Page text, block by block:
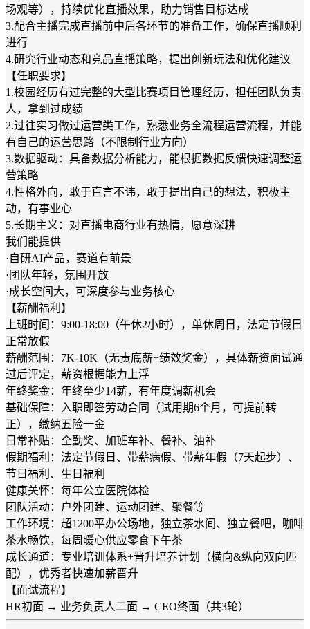
场观等），持续优化直播效果，助力销售目标达成
3.配合主播完成直播前中后各环节的准备工作，确保直播顺利
进行
4.研究行业动态和竞品直播策略，提出创新玩法和优化建议
【任职要求】
1.校园经历有过完整的大型比赛项目管理经历，担任团队负责
人，拿到过成绩
2.过往实习做过运营类工作，熟悉业务全流程运营流程，并能
有自己的运营思路（不限制行业方向）
3.数据驱动：具备数据分析能力，能根据数据反馈快速调整运
营策略
4.性格外向，敢于直言不讳，敢于提出自己的想法，积极主
动，有事业心
5.长期主义：对直播电商行业有热情，愿意深耕
我们能提供
·自研AI产品，赛道有前景
·团队年轻，氛围开放
·成长空间大，可深度参与业务核心
【薪酬福利】
上班时间：9:00-18:00（午休2小时），单休周日，法定节假日
正常放假
薪酬范围：7K-10K（无责底薪+绩效奖金），具体薪资面试通
过后评定，薪资根据能力上浮
年终奖金：年终至少14薪，有年度调薪机会
基础保障：入职即签劳动合同（试用期6个月，可提前转
正），缴纳五险一金
日常补贴：全勤奖、加班车补、餐补、油补
假期福利：法定节假日、带薪病假、带薪年假（7天起步）、
节日福利、生日福利
健康关怀：每年公立医院体检
团队活动：户外团建、运动团建、聚餐等
工作环境：超1200平办公场地，独立茶水间、独立餐吧，咖啡
茶水畅饮，每周暖心供应零食下午茶
成长通道：专业培训体系+晋升培养计划（横向&纵向双向匹
配），优秀者快速加薪晋升
【面试流程】
HR初面 → 业务负责人二面 → CEO终面（共3轮）